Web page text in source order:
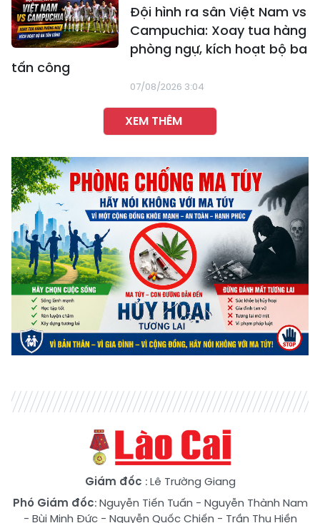
Đội hình ra sân Việt Nam vs
Campuchia: Xoay tua hàng
phòng ngự, kích hoạt bộ ba
tấn công
07/08/2026 3:04
XEM THÊM
Giám đốc : Lê Trường Giang
Phó Giám đốc:Nguyễn Tiến Tuấn - Nguyễn Thành Nam
- Bùi Minh Đức- Nguyễn Quốc Chiến - Trần Thu Hiền